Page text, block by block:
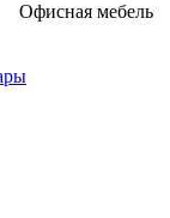
Офисная мебель